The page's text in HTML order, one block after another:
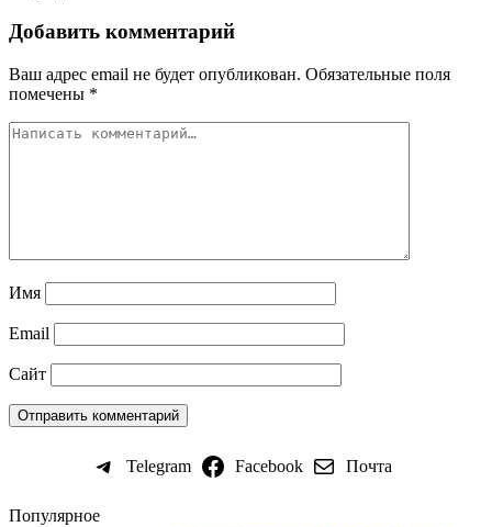
Добавить комментарий
Ваш адрес email не будет опубликован. Обязательные поля
помечены *
Имя
Email
Сайт
Telegram Facebook Почта
Популярное